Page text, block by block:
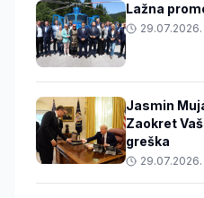
Lažna
29.07.2026.
Jasmin
Zaokret
greška